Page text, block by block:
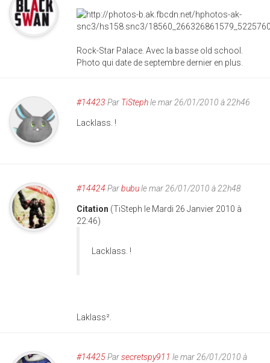
Rock-Star Palace. Avec la basse old school.
Photo qui date de septembre dernier en plus.
#14423 Par TiStephle mar 26/01/2010 à 22h46
Lacklass. !
#14424 Parbubule mar 26/01/2010 à 22h48
Citation (TiSteph le Mardi 26 Janvier 2010 à
22:46)
Lacklass. !
Laklass².
#14425Parsecretspy911 le mar 26/01/2010 à